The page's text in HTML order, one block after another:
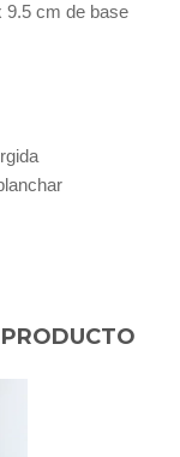
9.5 cm de base